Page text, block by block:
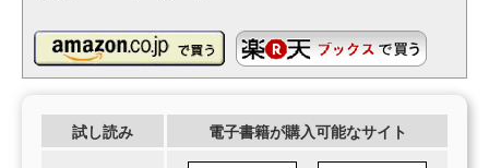
試し読み 電子書籍が購入可能なサイト